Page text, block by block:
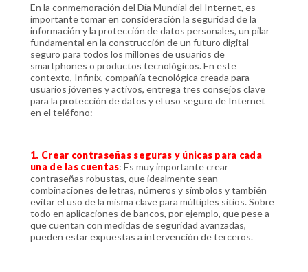
En la conmemoración del Día Mundial del Internet, es
importante tomar en consideración la seguridad de la
información y la protección de datos personales, un pilar
fundamental en la construcción de un futuro digital
seguro para todos los millones de usuarios de
smartphones o productos tecnológicos. En este
contexto, Infinix, compañía tecnológica creada para
usuarios jóvenes y activos, entrega tres consejos clave
para la protección de datos y el uso seguro de Internet
en el teléfono:
1. Crear contraseñas seguras y únicas para cada
una de las cuentas: Es muy importante crear
contraseñas robustas, que idealmente sean
combinaciones de letras, números y símbolos y también
evitar el uso de la misma clave para múltiples sitios. Sobre
todo en aplicaciones de bancos, por ejemplo, que pese a
que cuentan con medidas de seguridad avanzadas,
pueden estar expuestas a intervención de terceros.